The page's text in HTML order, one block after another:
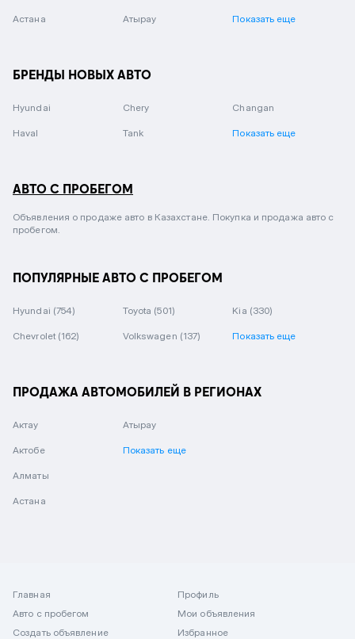
Астана Атырау Показать еще
БРЕНДЫ НОВЫХ АВТО
Hyundai Chery Changan
Haval Tank Показать еще
АВТО С ПРОБЕГОМ
Объявления о продаже авто в Казахстане. Покупка и продажа авто с
пробегом.
ПОПУЛЯРНЫЕ АВТО С ПРОБЕГОМ
Hyundai (754) Toyota (501) Kia (330)
Chevrolet (162) Volkswagen (137) Показать еще
ПРОДАЖА АВТОМОБИЛЕЙ В РЕГИОНАХ
Актау
Актобе
Алматы
Астана
Атырау
Показать еще
Главная
Авто с пробегом
Создать объявление
Профиль
Мои объявления
Избранное